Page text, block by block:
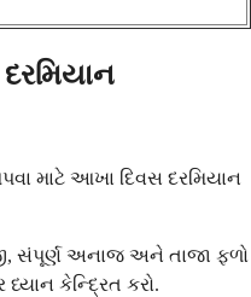
માટે આખા દિવસ દરમિયાન
સંપૂર્ણ અનાજ અને તાજા ફળો
કેન્દ્રિત કરો.